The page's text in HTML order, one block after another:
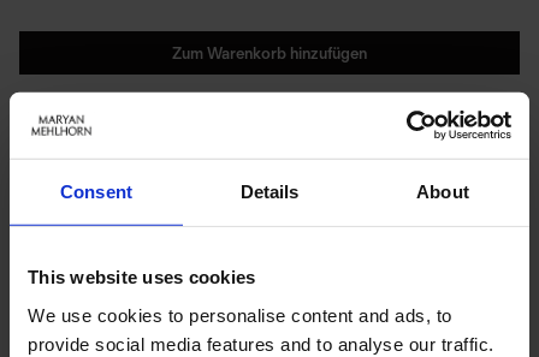
Consent Details About
This website uses cookies
We use cookies to personalise content and ads, to
provide social media features and to analyse our traffic.
Zum Warenkorb hinzufügen
PRODUKTDETAILS
Beschreibung:
Ein Strandtag an der Amalfiküste, verdichtet in Stoff und Schnitt.